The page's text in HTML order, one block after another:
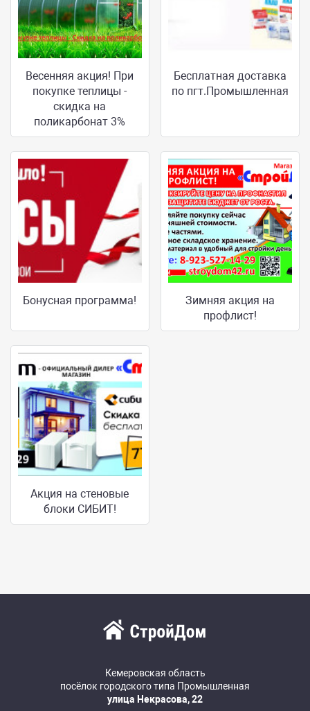
Весенняя акция! При
покупке теплицы -
скидка на
поликарбонат 3%
Бесплатная доставка
по пгт.Промышленная
Бонусная программа!
Зимняя акция на
профлист!
Акция на стеновые
блоки СИБИТ!
Кемеровская область
посёлок городского типа Промышленная
улица Некрасова, 22